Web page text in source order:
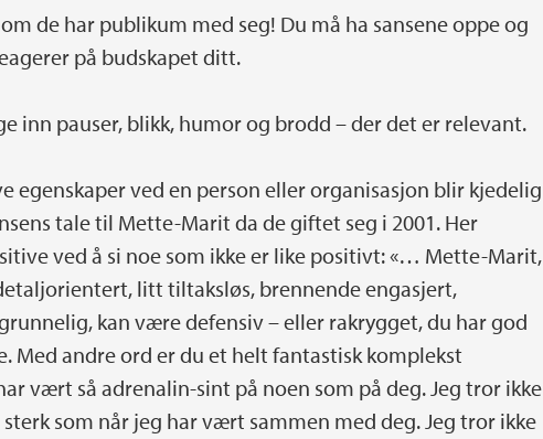
de har publikum med seg! Du må ha sansene oppe og
på budskapet ditt.
inn pauser, blikk, humor og brodd – der det er relevant.
egenskaper ved en person eller organisasjon blir kjedelig
tale til Mette-Marit da de giftet seg i 2001. Her
ved å si noe som ikke er like positivt: «… Mette-Marit,
litt tiltaksløs, brennende engasjert,
kan være defensiv – eller rakrygget, du har god
Med andre ord er du et helt fantastisk komplekst
vært så adrenalin-sint på noen som på deg. Jeg tror ikke
som når jeg har vært sammen med deg. Jeg tror ikke